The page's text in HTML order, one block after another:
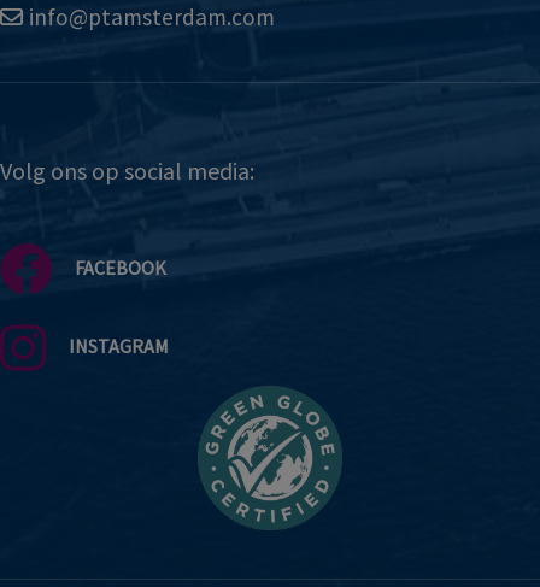
info@ptamsterdam.com
Volg ons op social media:
FACEBOOK
INSTAGRAM